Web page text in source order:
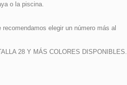
o la piscina.
elegir un número más al
28 Y MÁS COLORES DISPONIBLES.